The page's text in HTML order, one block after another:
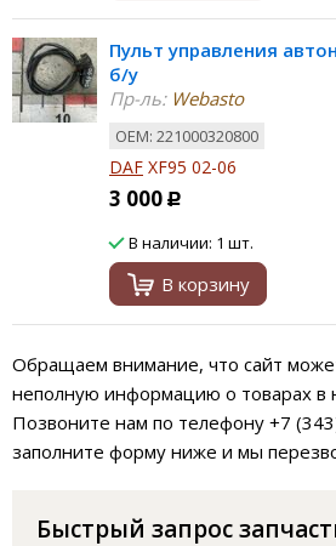
Пульт управления
б/у
Пр-ль:Webasto
ОЕМ: 221000320800
DAF XF95 02-06
3 000 Р
В наличии: 1 шт.
В корзину
Обращаем внимание, что сайт
неполную информацию о товарах в
Позвоните нам по телефону +7
заполните форму ниже и мы
Быстрый запрос